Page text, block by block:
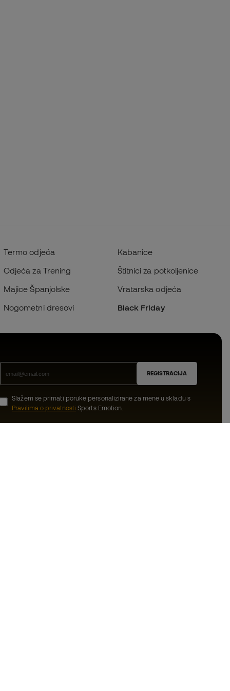
Termo odjeća
Odjeća za Trening
Majice Španjolske
Nogometni dresovi
Kabanice
Štitnici za potkoljenice
Vratarska odjeća
Black Friday
REGISTRACIJA
Slažem se primati poruke personalizirane za mene u skladu s
Pravilima o privatnosti Sports Emotion.